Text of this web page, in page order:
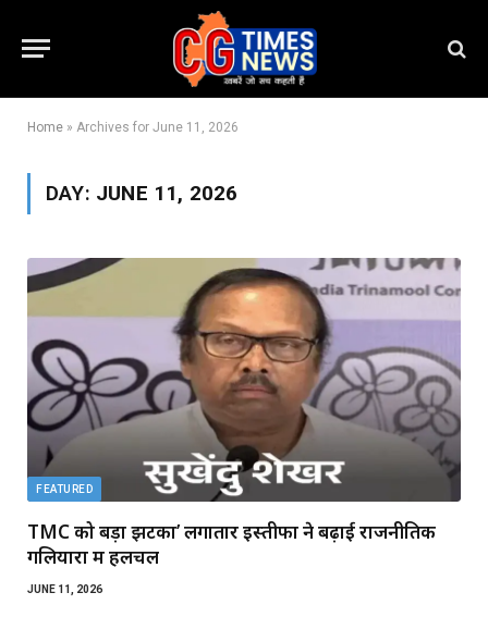
Home » Archives for June 11, 2026
DAY: JUNE 11, 2026
FEATURED
TMC को बड़ा झटका’ लगातार इस्तीफों ने बढ़ाई राजनीतिक
गलियारों में हलचल
JUNE 11, 2026